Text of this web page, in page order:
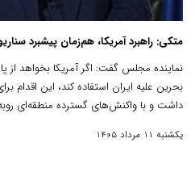
متکی: راهبرد آمریکا، هم‌زمان پیشبرد
نماینده مجلس گفت: اگر آمریکا بخواهد از
بحرین علیه ایران استفاده کند، این اقدام
داشت و با واکنش‌های گسترده منطقه‌ای
یکشنبه 11 مرداد 1405